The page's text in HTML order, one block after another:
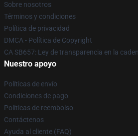
Sobre nosotros
Términos y condiciones
Política de privacidad
DMCA - Política de Copyright
CA SB657: Ley de transparencia en la
Nuestro apoyo
Políticas de envío
Condiciones de pago
Políticas de reembolso
Contáctenos
Ayuda al cliente (FAQ)